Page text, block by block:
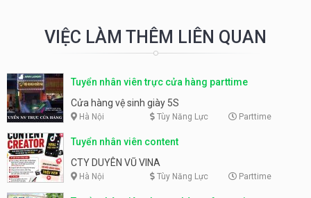
VIỆC LÀM THÊM LIÊN QUAN
Tuyển nhân viên trực cửa hàng parttime
Cửa hàng vệ sinh giày 5S
Hà Nội Tùy Năng Lực Parttime
Tuyển nhân viên content
CTY DUYÊN VŨ VINA
Hà Nội Tùy Năng Lực Parttime